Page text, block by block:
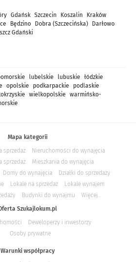
Gdańsk Szczecin Koszalin
Kraków
Będzino Dobra (Szczecińska)
Darłowo
Gdański
lubelskie lubuskie
łódzkie
opolskie podkarpackie
podlaskie
wielkopolskie
warmińsko-
Mapa kategorii
sprzedaż
Nieruchomości do wynajęcia
sprzedaż
Mieszkania do wynajęcia
Domy do wynajęcia
Działki do sprzedaży
Lokale na sprzedaż
Lokale wynajem
Budynki do wynajmu
Więcej...
Szukajlokum.pl
Deweloperzy i inwestorzy
Osoby prywatne
Warunki współpracy